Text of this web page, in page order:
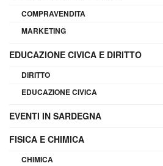
COMPRAVENDITA
MARKETING
EDUCAZIONE CIVICA E DIRITTO
DIRITTO
EDUCAZIONE CIVICA
EVENTI IN SARDEGNA
FISICA E CHIMICA
CHIMICA